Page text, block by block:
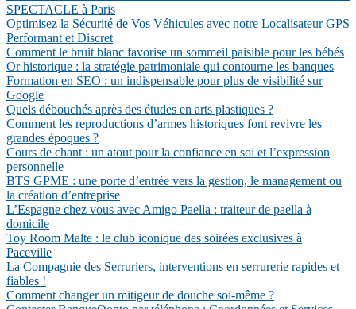
SPECTACLE à Paris
Optimisez la Sécurité de Vos Véhicules avec notre Localisateur GPS
Performant et Discret
Comment le bruit blanc favorise un sommeil paisible pour les bébés
Or historique : la stratégie patrimoniale qui contourne les banques
Formation en SEO : un indispensable pour plus de visibilité sur
Google
Quels débouchés après des études en arts plastiques ?
Comment les reproductions d’armes historiques font revivre les
grandes époques ?
Cours de chant : un atout pour la confiance en soi et l’expression
personnelle
BTS GPME : une porte d’entrée vers la gestion, le management ou
la création d’entreprise
L’Espagne chez vous avec Amigo Paella : traiteur de paella à
domicile
Toy Room Malte : le club iconique des soirées exclusives à
Paceville
La Compagnie des Serruriers, interventions en serrurerie rapides et
fiables !
Comment changer un mitigeur de douche soi-même ?